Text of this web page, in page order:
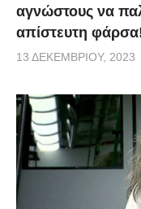
αγνώστους να
απίστευτη
13 ΔΕΚΕΜΒΡΊΟΥ, 2023